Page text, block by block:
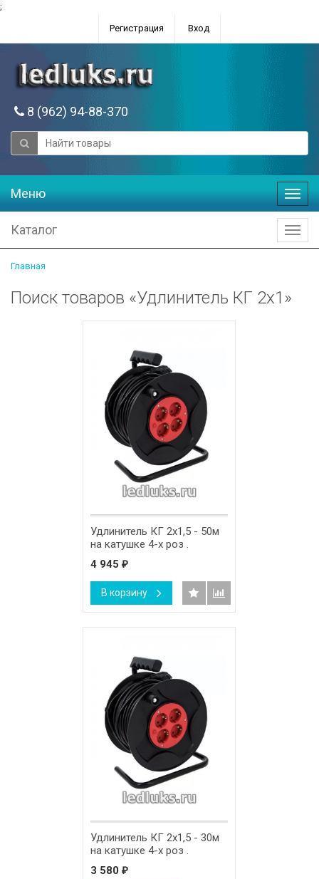
;
Регистрация
Вход
8 (962) 94-88-370
Меню
Меню
Каталог
Главная
Поиск товаров «Удлинитель КГ 2х1»
Удлинитель КГ 2х1,5 - 50м
на катушке 4-х роз .
4 945 ₽
В корзину
Удлинитель КГ 2х1,5 - 30м
на катушке 4-х роз .
3 580 ₽